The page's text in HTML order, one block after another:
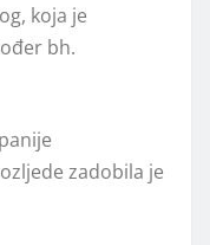
koja je
bh.
zadobila je